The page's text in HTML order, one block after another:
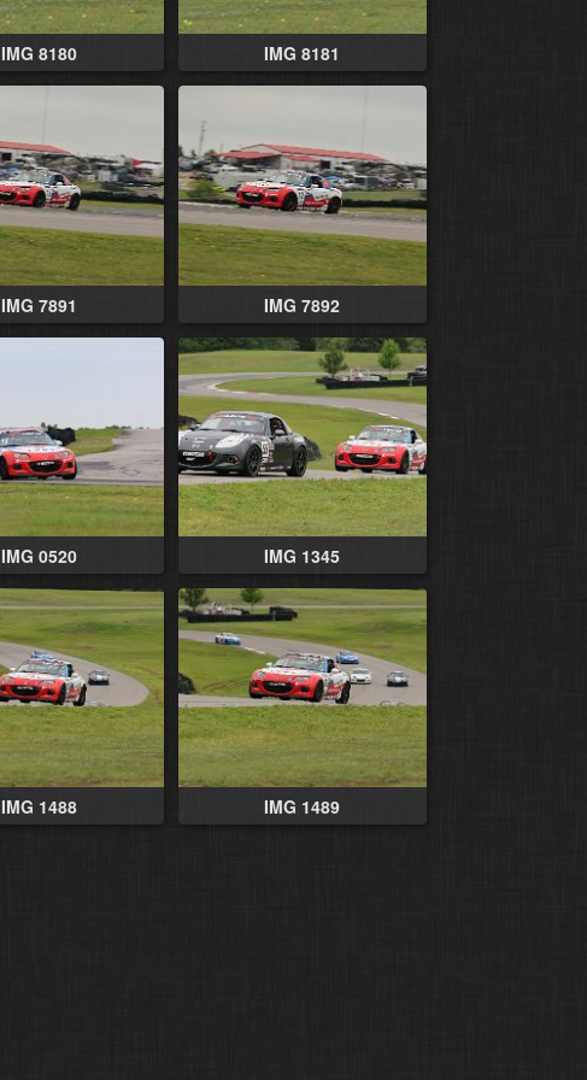
IMG 8180 IMG 8181
IMG 7891 IMG 7892
IMG 0520 IMG 1345
IMG 1488 IMG 1489